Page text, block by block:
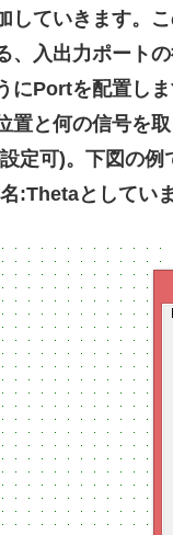
していきます。
、入出力ポー
にPortを配置し
置と何の信号を
定可)。下図の
:Thetaとしてい